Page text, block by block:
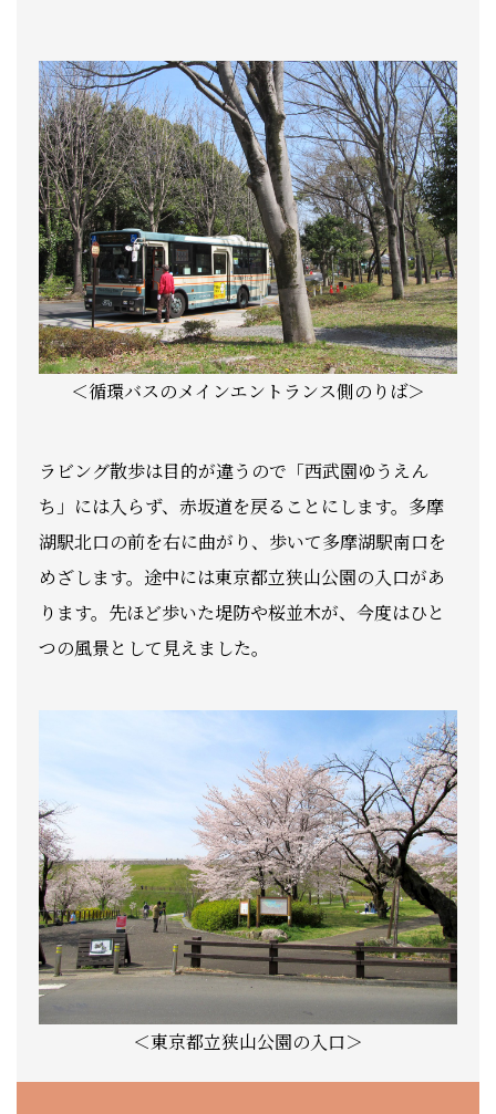
＜循環バスのメインエントランス側のりば＞
ラビング散歩は目的が違うので「西武園ゆうえん
ち」には入らず、赤坂道を戻ることにします。多摩
湖駅北口の前を右に曲がり、歩いて多摩湖駅南口を
めざします。途中には東京都立狭山公園の入口があ
ります。先ほど歩いた堤防や桜並木が、今度はひと
つの風景として見えました。
＜東京都立狭山公園の入口＞